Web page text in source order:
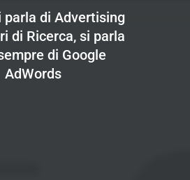
parla di Advertising
di Ricerca, si parla
di Google
AdWords